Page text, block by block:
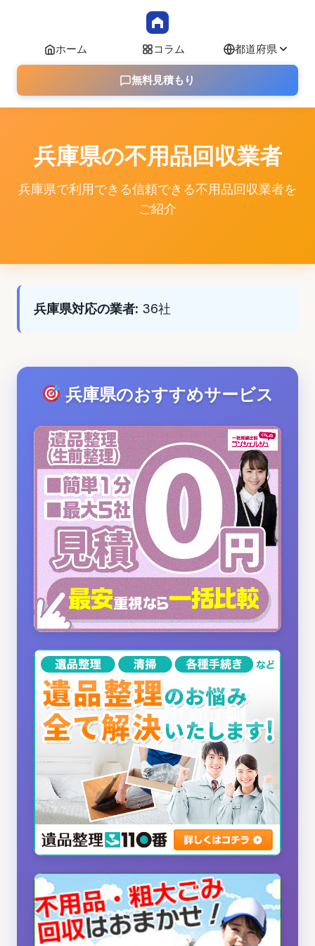
ホーム コラム 都道府県
無料見積もり
兵庫県の不用品回収業者
兵庫県で利用できる信頼できる不用品回収業者を
ご紹介
兵庫県対応の業者: 36社
兵庫県のおすすめサービス